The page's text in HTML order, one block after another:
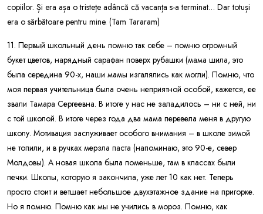
copiilor. Și era așa o tristețe adâncă că vacanța s-a terminat… Dar totuși
era o sărbătoare pentru mine. (Tam Tararam)
11. Первый школьный день помню так себе – помню огромный
букет цветов, нарядный сарафан поверх рубашки (мама шила, это
была середина 90-х, наши мамы изгалялись как могли). Помню, что
моя первая учительница была очень неприятной особой, кажется, ее
звали Тамара Сергеевна. В итоге у нас не заладилось – ни с ней, ни
с той школой. В итоге через года два мама перевела меня в другую
школу. Мотивация заслуживает особого внимания – в школе зимой
не топили, и в ручках мерзла паста (напоминаю, это 90-е, север
Молдовы). А новая школа была поменьше, там в классах были
печки. Школы, которую я закончила, уже лет 10 как нет. Теперь
просто стоит и ветшает небольшое двухэтажное здание на пригорке.
Но я помню. Помню как мы не учились в мороз. Помню, как